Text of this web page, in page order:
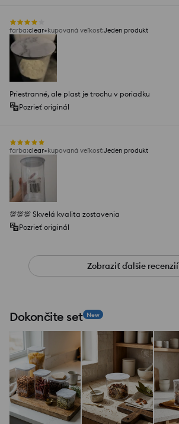
farba:clear kupovaná veľkosť:Jeden produkt
Priestranné, ale plast je trochu v poriadku
Pozrieť originál
farba:clear kupovaná veľkosť:Jeden produkt
💯💯💯 Skvelá kvalita zostavenia
Pozrieť originál
Zobraziť ďalšie recenzií
Dokončite set New